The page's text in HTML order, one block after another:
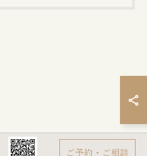
ご予約・ご相談